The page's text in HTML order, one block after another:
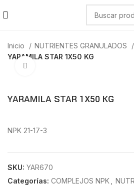
Inicio
NUTRIENTES GRANULADOS
YARAMILA STAR 1X50 KG
YARAMILA STAR 1X50 KG
NPK 21-17-3
SKU: YAR670
Categorías: COMPLEJOS NPK